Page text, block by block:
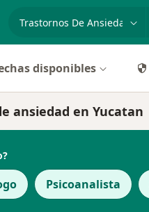
disponibles
ansiedad en Yucatan
Psicoanalista